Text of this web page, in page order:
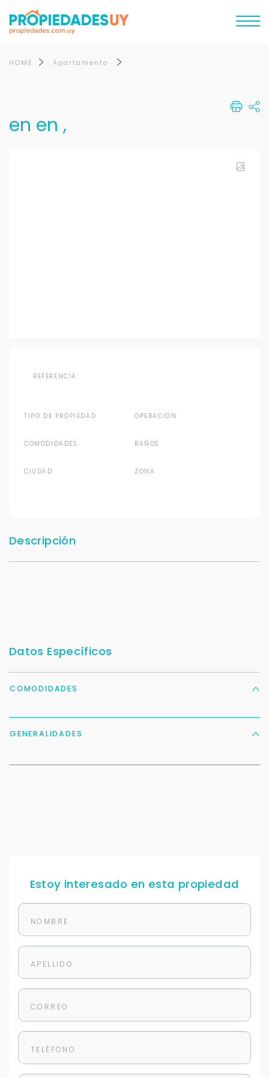
HOME Apartamento
en en ,
REFERENCIA:
TIPO DE PROPIEDAD OPERACIÓN
COMODIDADES BAÑOS
CIUDAD ZONA
Descripción
Datos Específicos
COMODIDADES
GENERALIDADES
Estoy interesado en esta propiedad